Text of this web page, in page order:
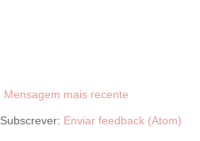
Mensagem mais recente
Subscrever: Enviar feedback (Atom)